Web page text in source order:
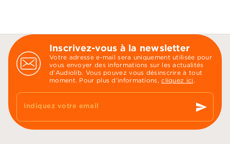
Inscrivez-vous à la newsletter
Votre adresse e-mail sera uniquement utilisée pour
vous envoyer des informations sur les actualités
d'Audiolib. Vous pouvez vous désinscrire à tout
moment. Pour plus d’informations,cliquez ici .
Indiquez votre email send